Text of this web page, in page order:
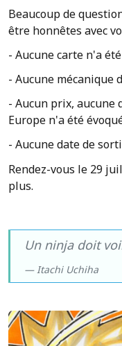
Beaucoup de
être honnêtes avec
- Aucune carte n'a
- Aucune mécanique
- Aucun prix,
Europe n'a été
- Aucune date de
Rendez-vous le 29
plus.
Un ninja doit
Itachi Uchiha